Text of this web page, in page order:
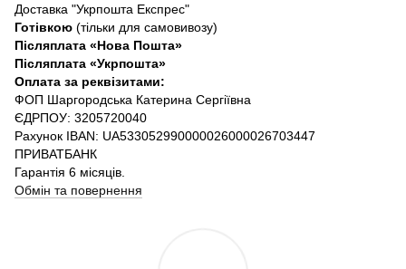
Доставка "Укрпошта Експрес"
Готівкою (тільки для самовивозу)
Післяплата «Нова Пошта»
Післяплата «Укрпошта»
Оплата за реквізитами:
ФОП Шаргородська Катерина Сергіївна
ЄДРПОУ: 3205720040
Рахунок IBAN: UA533052990000026000026703447
ПРИВАТБАНК
Гарантія 6 місяців.
Обмін та повернення